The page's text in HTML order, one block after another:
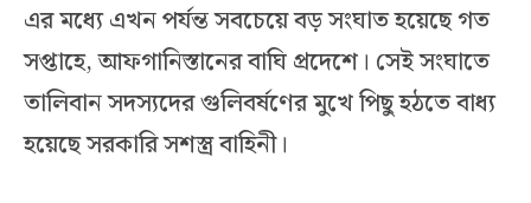
এর মধ্যে এখন পর্যন্ত সবচেয়ে বড় সংঘাত হয়েছে গত
সপ্তাহে, আফগানিস্তানের বাঘি প্রদেশে। সেই সংঘাতে
তালিবান সদস্যদের গুলিবর্ষণের মুখে পিছু হঠতে বাধ্য
হয়েছে সরকারি সশস্ত্র বাহিনী।